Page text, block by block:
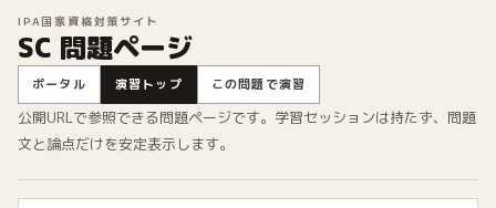
IPA国家資格対策サイト
SC 問題ページ
ポータル 演習トップ この問題で演習
公開URLで参照できる問題ページです。学習セッションは持たず、問題
文と論点だけを安定表示します。